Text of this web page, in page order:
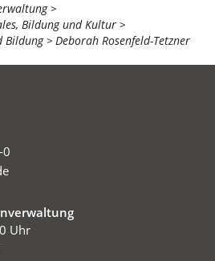
Bildung und Kultur
Bildung
Deborah Rosenfeld-Tetzner
0
Uhr